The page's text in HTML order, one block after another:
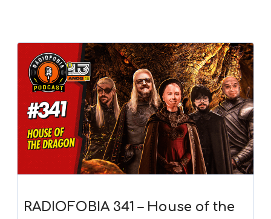
RADIOFOBIA 341 – House of the